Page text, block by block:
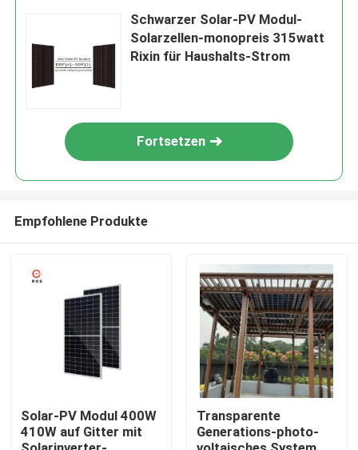
Schwarzer Solar-PV Modul-
Solarzellen-monopreis 315watt
Rixin für Haushalts-Strom
Fortsetzen
Empfohlene Produkte
Solar-PV Modul 400W
410W auf Gitter mit
Transparente
Generations-photo-